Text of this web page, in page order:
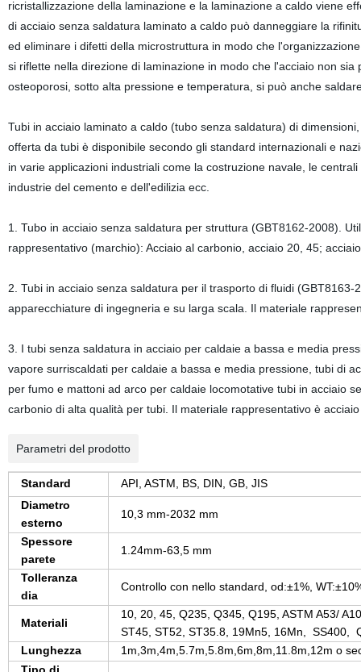
ricristallizzazione della laminazione e la laminazione a caldo viene
di acciaio senza saldatura laminato a caldo può danneggiare la
ed eliminare i difetti della microstruttura in modo che
si riflette nella direzione di laminazione in modo che l'acciaio non
osteoporosi, sotto alta pressione e temperatura, si può anche
Tubi in acciaio laminato a caldo (tubo senza saldatura) di
offerta da tubi è disponibile secondo gli standard internazionali e
in varie applicazioni industriali come la costruzione navale, le
industrie del cemento e dell'edilizia ecc.
1. Tubo in acciaio senza saldatura per struttura (GBT8162-2008).
rappresentativo (marchio): Acciaio al carbonio, acciaio 20, 45;
2. Tubi in acciaio senza saldatura per il trasporto di fluidi
apparecchiature di ingegneria e su larga scala. Il materiale
3. I tubi senza saldatura in acciaio per caldaie a bassa e media
vapore surriscaldati per caldaie a bassa e media pressione, tubi di
per fumo e mattoni ad arco per caldaie locomotative tubi in acciaio
carbonio di alta qualità per tubi. Il materiale rappresentativo è
Parametri del prodotto
Standard
API, ASTM, BS, DIN, GB, JIS
Diametro
esterno
10,3 mm-2032 mm
Spessore
parete
1.24mm-63,5 mm
Tolleranza
dia
Controllo con nello standard, od:±1%, WT:±
Materiali
10, 20, 45, Q235, Q345, Q195, ASTM A53/
ST45, ST52, ST35.8, 19Mn5, 16Mn,
SS400,
Lunghezza
1m,3m,4m,5.7m,5.8m,6m,8m,11.8m,12m o